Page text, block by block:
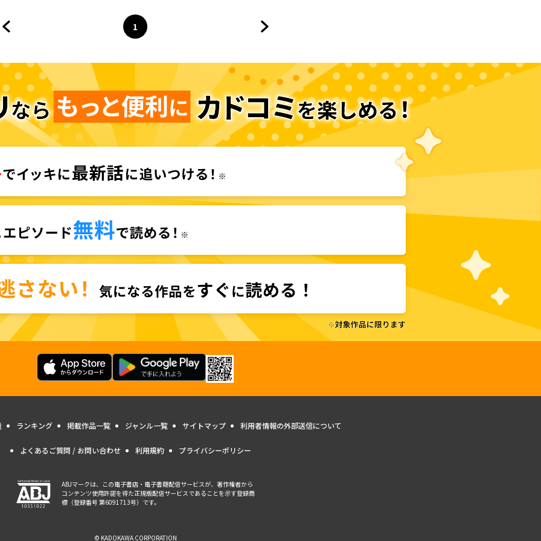
ページ
1
へ
ランキング 掲載作品一覧 ジャンル一覧 サイトマップ 利用者情報の外部送信について
よくあるご質問 / お問い合わせ 利用規約 プライバシーポリシー
ABJマークは、この電子書店・電子書籍配信サービスが、著作権者から
コンテンツ使用許諾を得た正規版配信サービスであることを示す登録商
標（登録番号 第6091713号）です。
© KADOKAWA CORPORATION